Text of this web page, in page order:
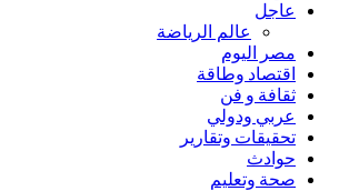
عاجل
عالم الرياضة
مصر اليوم
اقتصاد وطاقة
ثقافة و فن
عربي ودولي
تحقيقات وتقارير
حوادث
صحة وتعليم